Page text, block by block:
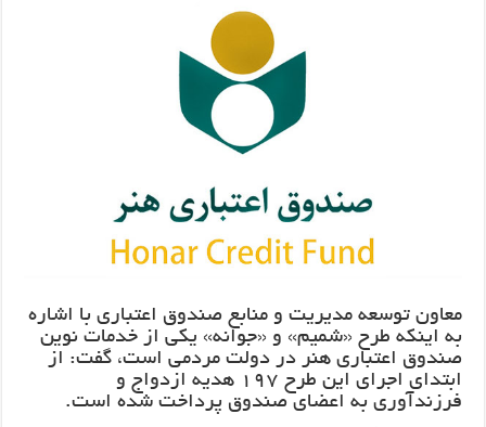
معاون توسعه مدیریت و منابع صندوق اعتباری با اشاره
به اینکه طرح «شمیم» و «جوانه» یکی از خدمات نوین
صندوق اعتباری هنر در دولت مردمی است، گفت: از
ابتدای اجرای این طرح ۱۹۷ هدیه ازدواج و
فرزندآوری به اعضای صندوق پرداخت شده است.